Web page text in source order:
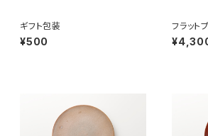
ギフト包装
¥500
フラッ
（21cm）